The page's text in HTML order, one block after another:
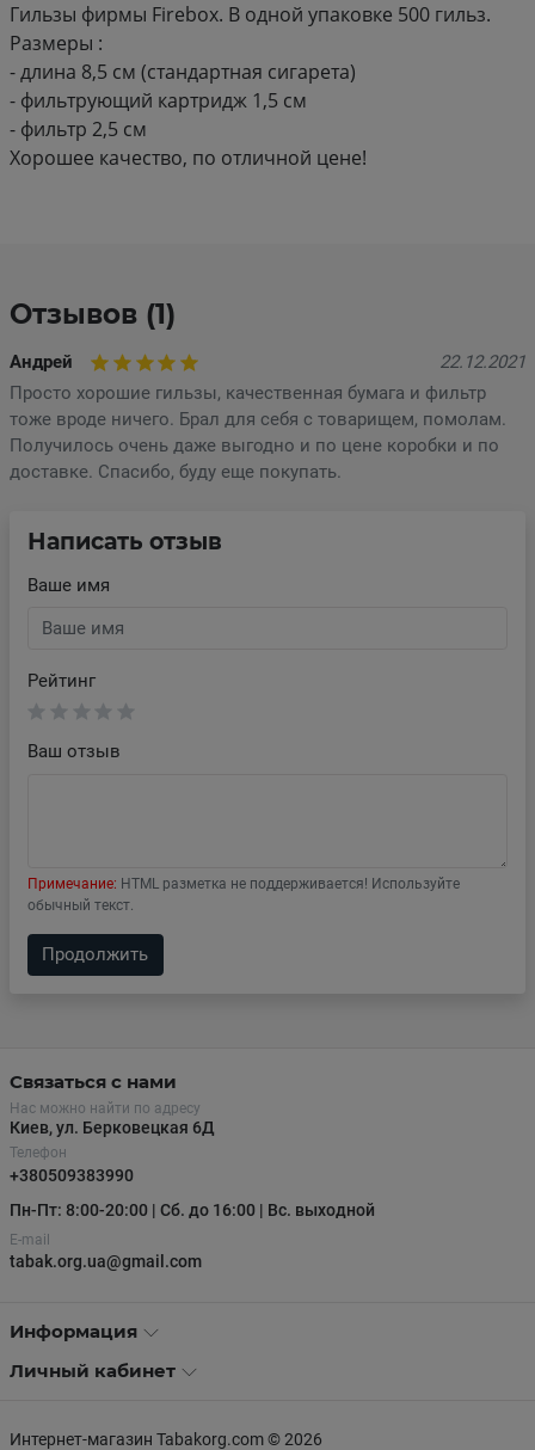
Гильзы фирмы Firebox. В одной упаковке 500 гильз.
Размеры :
- длина 8,5 см (стандартная сигарета)
- фильтрующий картридж 1,5 см
- фильтр 2,5 см
Хорошее качество, по отличной цене!
Отзывов (1)
Андрей
22.12.2021
Просто хорошие гильзы, качественная бумага и фильтр
тоже вроде ничего. Брал для себя с товарищем, помолам.
Получилось очень даже выгодно и по цене коробки и по
доставке. Спасибо, буду еще покупать.
Написать отзыв
Ваше имя
Рейтинг
Ваш отзыв
Примечание: HTML разметка не поддерживается! Используйте
обычный текст.
Продолжить
Связаться с нами
Нас можно найти по адресу
Киев, ул. Берковецкая 6Д
Телефон
+380509383990
Пн-Пт: 8:00-20:00 | Сб. до 16:00 | Вс. выходной
E-mail
tabak.org.ua@gmail.com
Информация
Личный кабинет
Интернет-магазин Tabakorg.com © 2026